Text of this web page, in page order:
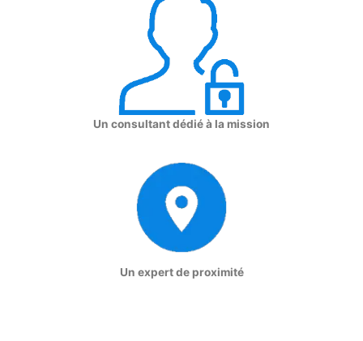
Un consultant dédié à la mission
Un expert de proximité